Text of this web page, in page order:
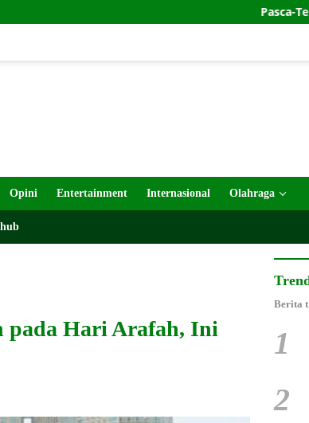
Pasca-Temuan
Opini Entertainment Internasional Olahraga
pada Hari Arafah, Ini
Berita
1
2